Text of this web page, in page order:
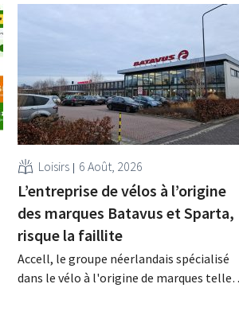
Loisirs 6 Août, 2026
L’entreprise de vélos à l’origine
des marques Batavus et Sparta,
risque la faillite
Accell, le groupe néerlandais spécialisé
dans le vélo à l'origine de marques telles